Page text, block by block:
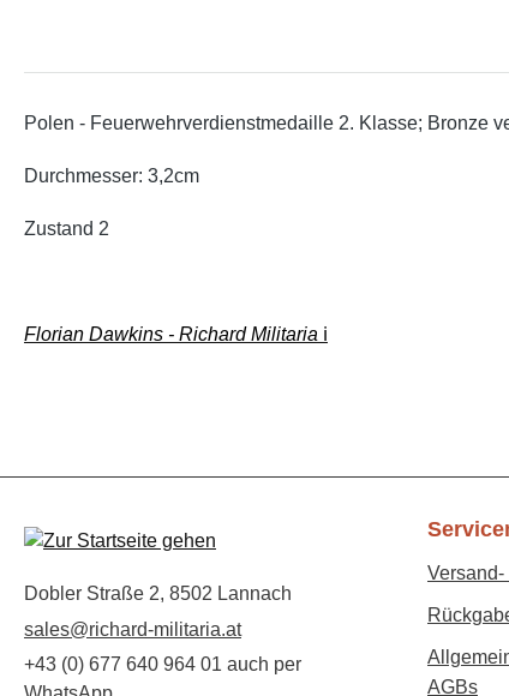
Polen - Feuerwehrverdienstmedaille 2. Klasse; Bronze
Durchmesser: 3,2cm
Zustand 2
Florian Dawkins - Richard Militaria ℹ️
Dobler Straße 2, 8502 Lannach
sales@richard-militaria.at
+43 (0) 677 640 964 01 auch per
AGBs